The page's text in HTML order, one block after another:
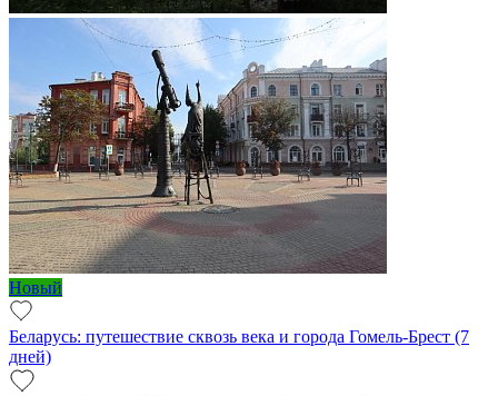
Новый
Беларусь: путешествие сквозь века и города Гомель-Брест (7
дней)